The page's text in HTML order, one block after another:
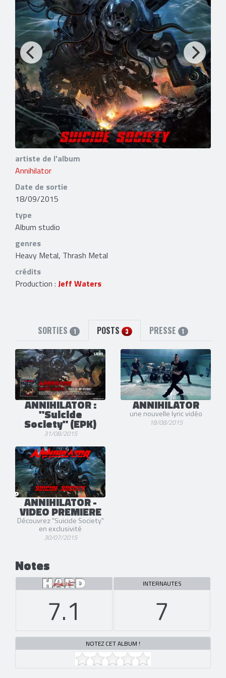
artiste de l'album
Annihilator
Date de sortie
18/09/2015
type
Album studio
genres
Heavy Metal, Thrash Metal
crédits
Production : Jeff Waters
SORTIES 1 POSTS 3 PRESSE 1
ANNIHILATOR :
"Suicide
Society" (EPK)
31/08/2015
ANNIHILATOR
une nouvelle lyric vidéo
18/08/2015
ANNIHILATOR -
VIDEO PREMIERE
Découvrez "Suicide Society"
en exclusivité
30/07/2015
Notes
7.1
INTERNAUTES
7
NOTEZ CET ALBUM !